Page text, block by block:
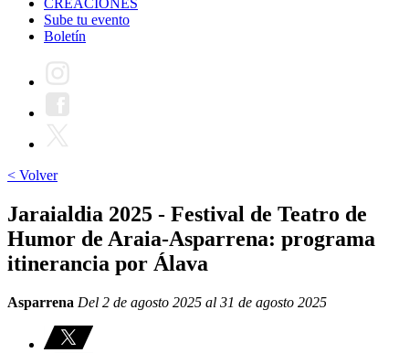
Sube tu evento
Boletín
< Volver
Jaraialdia 2025 - Festival de Teatro de
Humor de Araia-Asparrena: programa
itinerancia por Álava
Asparrena Del 2 de agosto 2025 al 31 de agosto 2025